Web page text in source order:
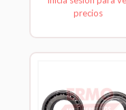
precios